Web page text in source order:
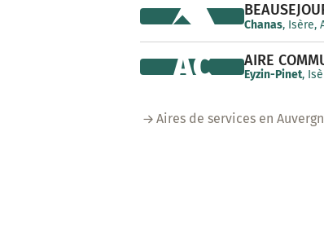
Chanas, Isère,
AIRE
Eyzin-Pinet,
AC
Aires de services en